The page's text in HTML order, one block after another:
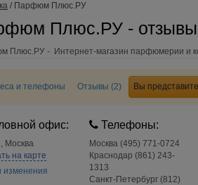
/ Парфюм Плюс.РУ
Плюс.РУ - отзывы
Плюс.РУ - Интернет-магазин парфюмерии и
и телефоны Отзывы (2) Вы
офис:
, Москва
на карте
изменения
Телефоны:
Москва (495) 771-0724
Краснодар (861) 243-
1313
Санкт-Петербург (812)